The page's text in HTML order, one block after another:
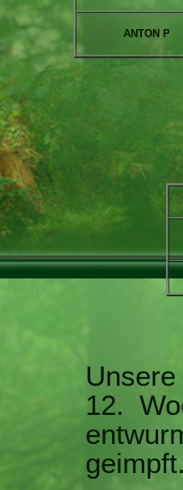
ANTON P
12.
geimpft.